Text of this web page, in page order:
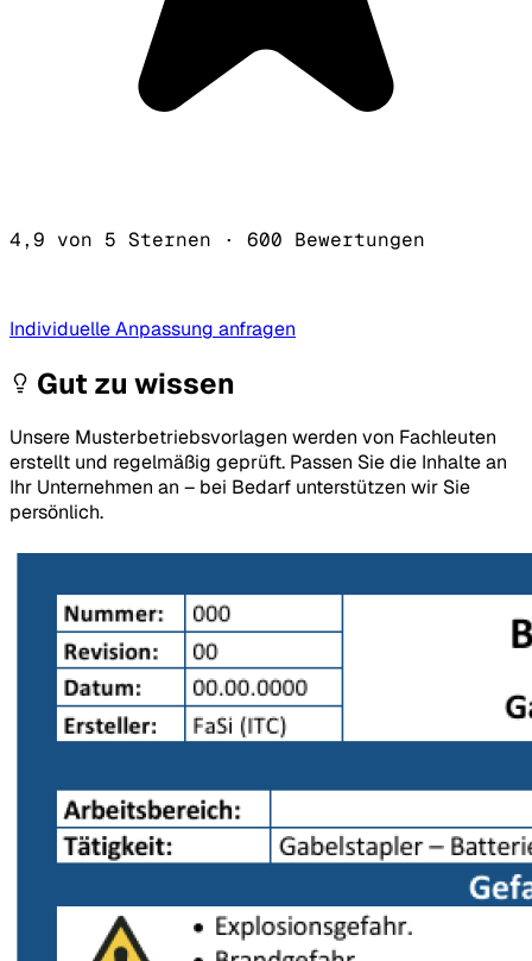
4,9 von 5 Sternen · 600 Bewertungen
Individuelle Anpassung anfragen
Gut zu wissen
Unsere Musterbetriebsvorlagen werden von Fachleuten
erstellt und regelmäßig geprüft. Passen Sie die Inhalte an
Ihr Unternehmen an – bei Bedarf unterstützen wir Sie
persönlich.